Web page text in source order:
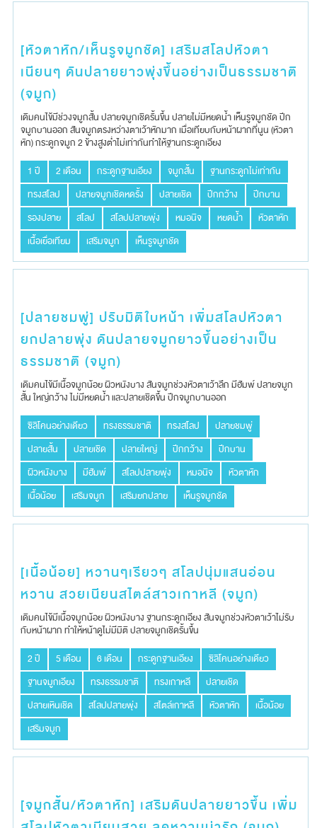
[หัวตาหัก/เห็นรูจมูกชัด] เสริมสโลปหัวตา
เนียนๆ ดันปลายยาวพุ่งขึ้นอย่างเป็นธรรมชาติ
(จมูก)
เดิมคนไข้มีช่วงจมูก​สั้น​ ปลายจมูก​เชิดรั้นขึ้น​ ปลายไม่มีหยดน้ำ​ เห็นรูจมูก​ชัด​ ปีก
จมูก​บาน​ออก​ สันจมูก​ตรงหว่างตาเว้าหักมาก เมื่อเทียบกับ​หน้าผาก​ที่นูน​ (หัวตา
หัก) กระดูก​จมูก​ 2 ข้าง​สูงต่ำไม่เท่ากันทำให้ฐานกระดูก​เอียง
1 ปี
2 เดือน กระดูกฐานเอียง จมูกสั้น
ฐานกระดูกไม่เท่ากัน
ทรงสโลป
ปลายจมูกเชิดหดรั้ง ปลายเชิด ปีกกว้าง
ปีกบาน
รองปลาย
สโลป สโลปปลายพุ่ง หมอนิจ หยดน้ำ
หัวตาหัก
เนื้อเยื่อเทียม
เสริมจมูก เห็นรูจมูกชัด
[ปลายชมพู่] ปรับมิติใบหน้า เพิ่มสโลปหัวตา
ยกปลายพุ่ง ดันปลายจมูกยาวขึ้นอย่างเป็น
ธรรมชาติ (จมูก)
เดิม​คนไข้มีเนื้อจมูกน้อย​ ผิวหนังบาง สันจมูกช่วงหัวตาเว้าลึก​ มีฮัมพ์​ ปลายจมูก​
สั้น​ ใหญ่กว้าง ไม่มีหยดน้ำ และปลายเชิดขึ้น​ ปีกจมูก​บานออก
ซิลิโคนอย่างเดียว
ทรงธรรมชาติ ทรงสโลป
ปลายชมพู่
ปลายสั้น
ปลายเชิด ปลายใหญ่ ปีกกว้าง
ปีกบาน
ผิวหนังบาง
มีฮัมพ์ สโลปปลายพุ่ง หมอนิจ
หัวตาหัก
เนื้อน้อย
เสริมจมูก เสริมยกปลาย เห็นรูจมูกชัด
[เนื้อน้อย] หวานๆเรียวๆ สโลปนุ่มแสนอ่อน
หวาน สวยเนียนสไตล์สาวเกาหลี (จมูก)
เดิมคนไข้มีเนื้อจมูกน้อย​ ผิวหนังบาง​ ฐานกระดูกเอียง​ สันจมูกช่วงหัวตาเว้าไม่รับ
กับหน้าผาก​ ทำให้หน้าดูไม่มีมิติ ปลายจมูก​เชิดรั้นขึ้น​
2 ปี
5 เดือน 6 เดือน กระดูกฐานเอียง
ซิลิโคนอย่างเดียว
ฐานจมูกเอียง
ทรงธรรมชาติ ทรงเกาหลี
ปลายเชิด
ปลายเหินเชิด
สโลปปลายพุ่ง สไตล์เกาหลี หัวตาหัก
เนื้อน้อย
เสริมจมูก
[จมูกสั้น/หัวตาหัก] เสริมดันปลายยาวขึ้น เพิ่ม